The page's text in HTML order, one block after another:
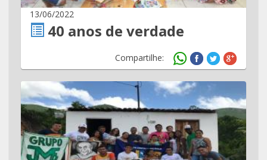
13/06/2022
40 anos de verdade
Compartilhe: